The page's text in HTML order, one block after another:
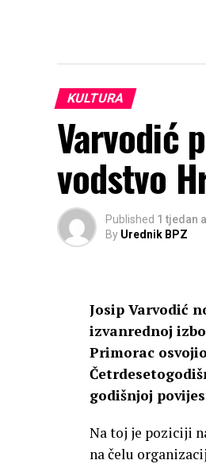
KULTURA
Varvodić
vodstvo
Published 1 tjedan
By Urednik BPZ
Josip Varvodić
izvanrednoj
Primorac
godišnjoj
Na toj je poziciji
na čelu